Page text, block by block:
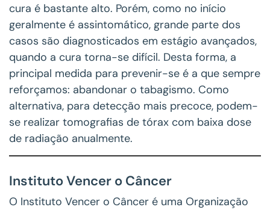
cura é bastante alto. Porém, como no início
geralmente é assintomático, grande parte dos
casos são diagnosticados em estágio avançados,
quando a cura torna-se difícil. Desta forma, a
principal medida para prevenir-se é a que sempre
reforçamos: abandonar o tabagismo. Como
alternativa, para detecção mais precoce, podem-
se realizar tomografias de tórax com baixa dose
de radiação anualmente.
Instituto Vencer o Câncer
O Instituto Vencer o Câncer é uma Organização